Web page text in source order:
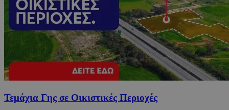
Τεμάχια Γης σε Οικιστικές Περιοχές